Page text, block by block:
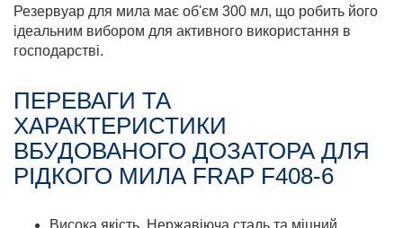
Резервуар для мила має об'єм 300 мл, що робить його
ідеальним вибором для активного використання в
господарстві.
ПЕРЕВАГИ ТА
ХАРАКТЕРИСТИКИ
ВБУДОВАНОГО ДОЗАТОРА ДЛЯ
РІДКОГО МИЛА FRAP F408-6
Висока якість. Нержавіюча сталь та міцний